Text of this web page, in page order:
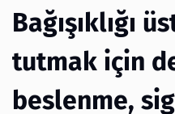
Bağışıklığı
tutmak için
beslenme,